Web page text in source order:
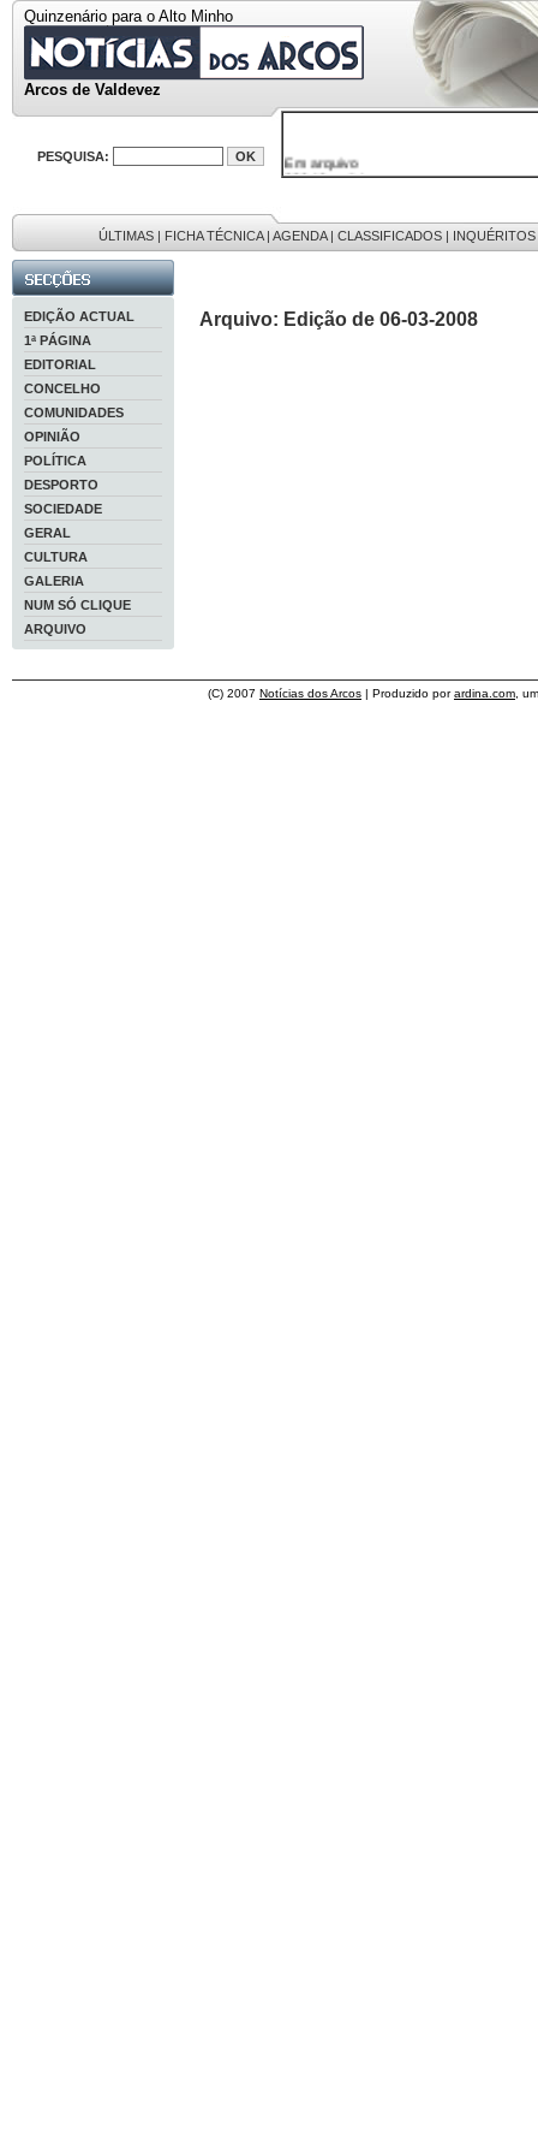
Quinzenário para o Alto Minho
Arcos de Valdevez
PESQUISA:
Em arquivo
32646 notícias
9886 mensagens
201 registos
ÚLTIMAS | FICHA TÉCNICA| AGENDA| CLASSIFICADOS | INQUÉRITOS
EDIÇÃO ACTUAL
1ª PÁGINA
EDITORIAL
CONCELHO
COMUNIDADES
OPINIÃO
POLÍTICA
DESPORTO
SOCIEDADE
GERAL
CULTURA
GALERIA
NUM SÓ CLIQUE
ARQUIVO
Arquivo: Edição de 06-03-2008
(C) 2007 Notícias dos Arcos | Produzido porardina.com ,